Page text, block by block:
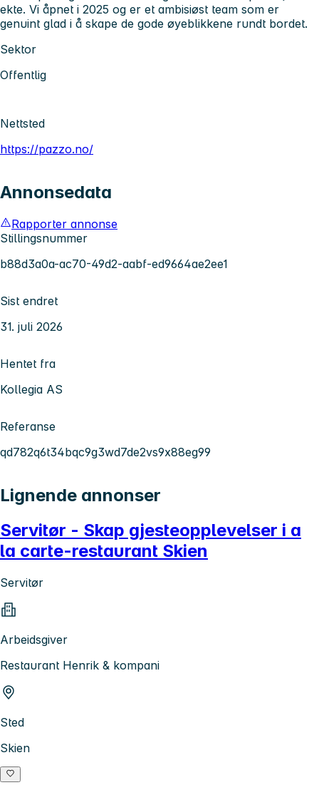
ekte. Vi åpnet i 2025 og er et ambisiøst team som er
genuint glad i å skape de gode øyeblikkene rundt bordet.
Sektor
Offentlig
Nettsted
https://pazzo.no/
Annonsedata
Rapporter annonse
Stillingsnummer
b88d3a0a-ac70-49d2-aabf-ed9664ae2ee1
Sist endret
31. juli 2026
Hentet fra
Kollegia AS
Referanse
qd782q6t34bqc9g3wd7de2vs9x88eg99
Lignende annonser
Servitør - Skap gjesteopplevelser i a
la carte-restaurant Skien
Servitør
Arbeidsgiver
Restaurant Henrik & kompani
Sted
Skien